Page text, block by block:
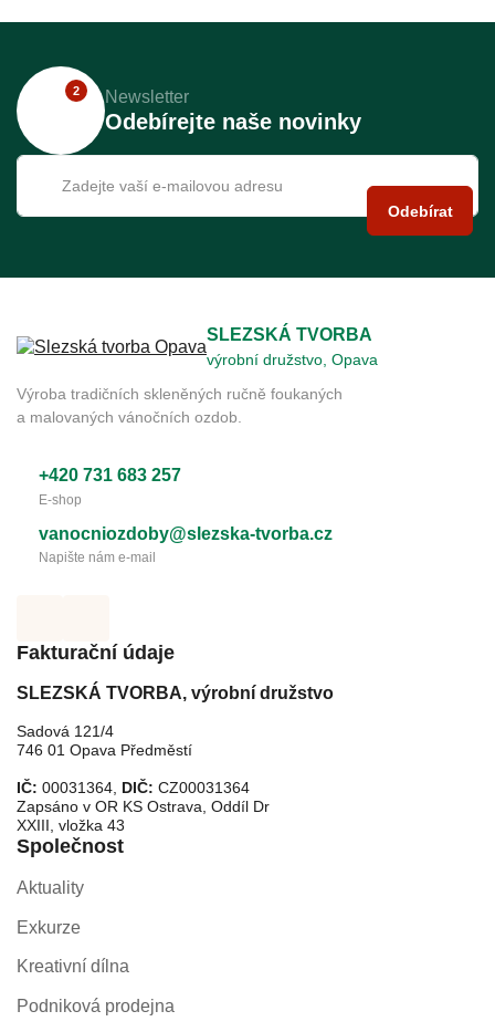
2 Newsletter
Odebírejte naše novinky
Odebírat
SLEZSKÁ TVORBA
výrobní družstvo, Opava
Výroba tradičních skleněných ručně foukaných
a malovaných vánočních ozdob.
+420 731 683 257
E-shop
vanocniozdoby@slezska-tvorba.cz
Napište nám e-mail
Fakturační údaje
SLEZSKÁ TVORBA, výrobní družstvo
Sadová 121/4
746 01 Opava Předměstí
IČ: 00031364, DIČ: CZ00031364
Zapsáno v OR KS Ostrava, Oddíl Dr
XXIII, vložka 43
Společnost
Aktuality
Exkurze
Kreativní dílna
Podniková prodejna